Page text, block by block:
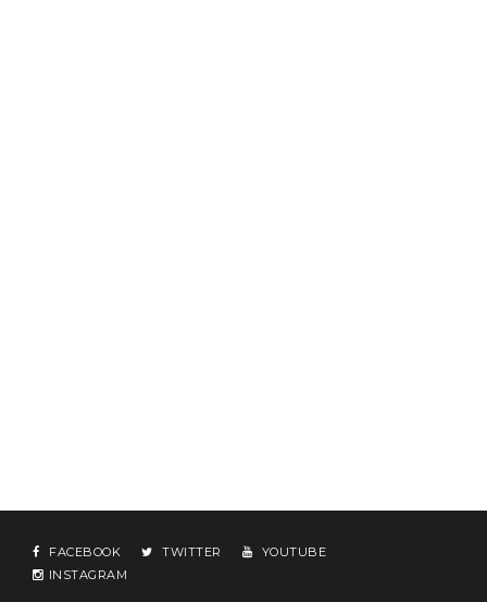
FACEBOOK TWITTER
YOUTUBE
INSTAGRAM